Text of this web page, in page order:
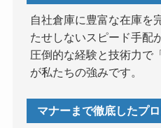
自社倉庫に豊富な在庫を
たせしないスピード手配
圧倒的な経験と技術力で
が私たちの強みです。
マナーまで徹底したプ